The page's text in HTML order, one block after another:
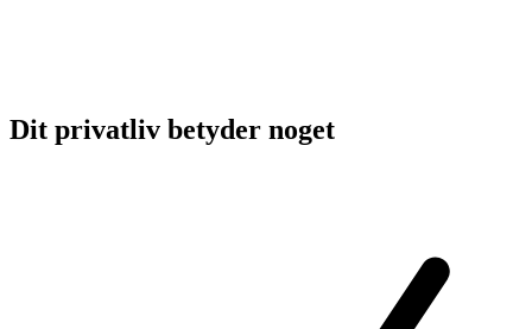
Dit privatliv betyder noget